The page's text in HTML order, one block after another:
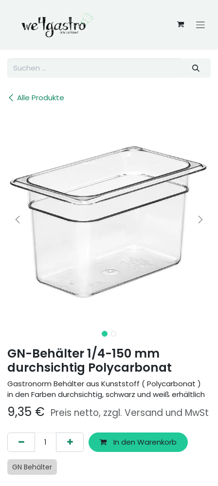
Alle Produkte
GN-Behälter 1/4-150 mm
durchsichtig Polycarbonat
Gastronorm Behälter aus Kunststoff ( Polycarbonat )
in den Farben durchsichtig, schwarz und weiß erhältlich
9,35 € Preis netto, zzgl. Versand und MwSt
In den Warenkorb
GN Behälter